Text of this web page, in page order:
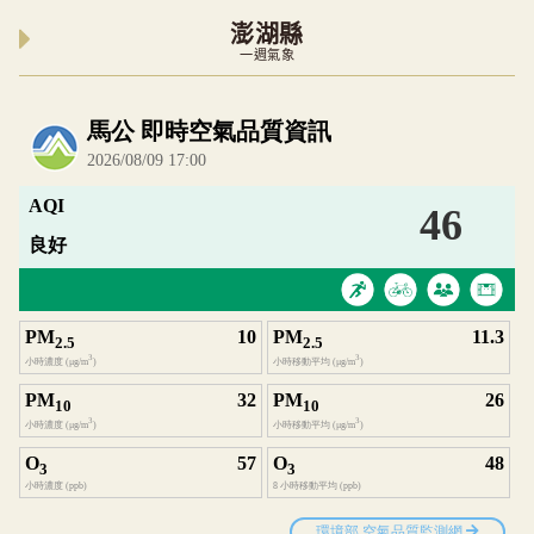
澎湖縣
一週氣象
內嵌空氣品質小工具為視覺預覽，完整即時空